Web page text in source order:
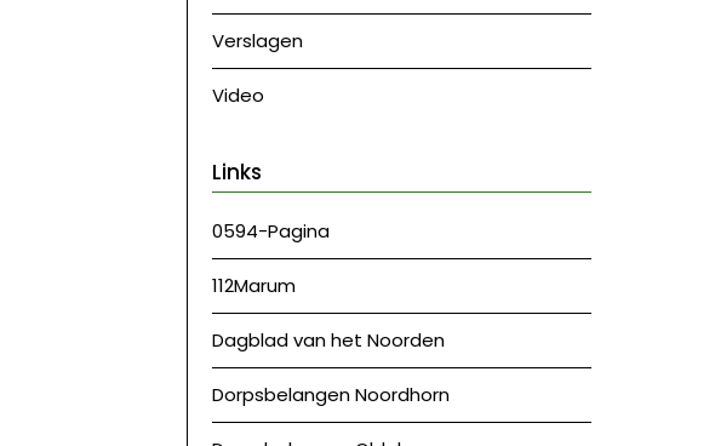
Verslagen
Video
Links
0594-Pagina
112Marum
Dagblad van het Noorden
Dorpsbelangen Noordhorn